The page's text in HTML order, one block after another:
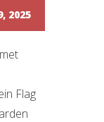
2025
Flag